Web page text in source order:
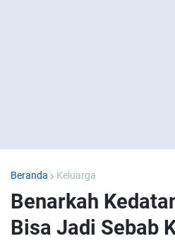
Beranda Keluarga
Benarkah
Bisa Jadi Sebab